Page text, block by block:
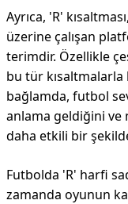
Ayrıca, 'R'
üzerine çalışan
terimdir. Özellikle
bu tür kısaltmalarla
bağlamda, futbol
anlama geldiğini ve
daha etkili bir
Futbolda 'R' harfi
zamanda oyunun